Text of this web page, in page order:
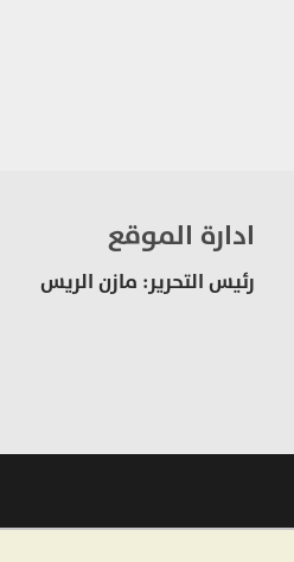
ادارة الموقع
رئيس التحرير: مازن الريس